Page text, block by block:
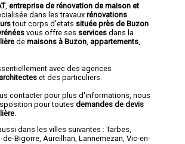
, entreprise de rénovation de maison et
dans les travaux rénovations
tout corps d'etats située près de Buzon
vous offre ses services dans la
de maisons à Buzon appartements
avec des agences
architectes et des particuliers.
contacter pour plus d'informations, nous
pour toutes demandes de devis
dans les villes suivantes : Tarbes,
de-Bigorre, Aureilhan, Lannemezan, Vic-en-